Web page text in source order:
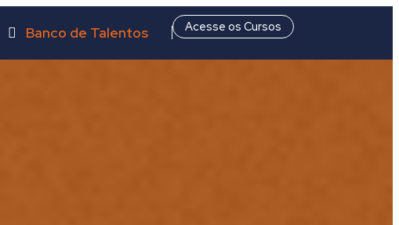
Banco de Talentos Acesse os Cursos